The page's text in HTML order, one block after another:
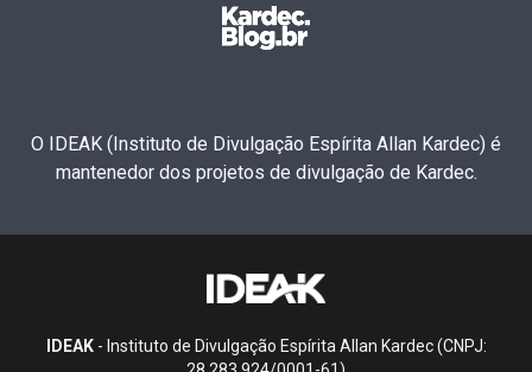
O IDEAK (Instituto de Divulgação Espírita Allan Kardec) é
mantenedor dos projetos de divulgação de Kardec.
IDEAK- Instituto de Divulgação Espírita Allan Kardec (CNPJ: